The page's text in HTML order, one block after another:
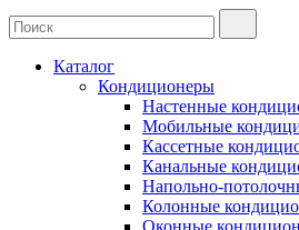
Каталог
Кондиционеры
Настенные
Мобильные
Кассетные
Канальные
Напольно-
Колонные
Оконные